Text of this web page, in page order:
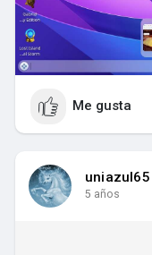
Me gusta
uniazul65
5 años